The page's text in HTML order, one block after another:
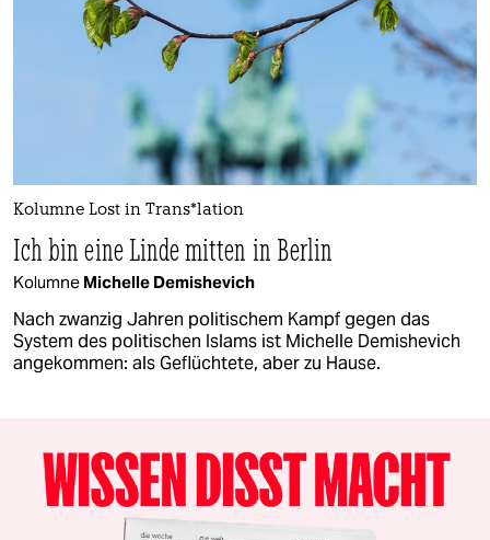
Kolumne Lost in Trans*lation
Ich bin eine Linde mitten in Berlin
Kolumne Michelle Demishevich
Nach zwanzig Jahren politischem Kampf gegen das
System des politischen Islams ist Michelle Demishevich
angekommen: als Geflüchtete, aber zu Hause.